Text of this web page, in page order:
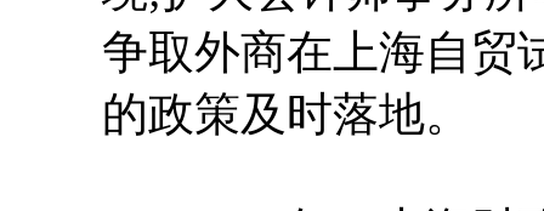
争取外商在上海自贸
的政策及时落地。